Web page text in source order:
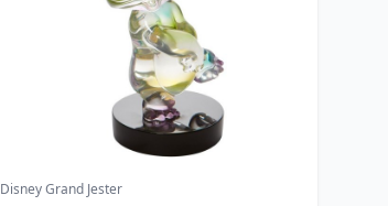
Disney Grand Jester